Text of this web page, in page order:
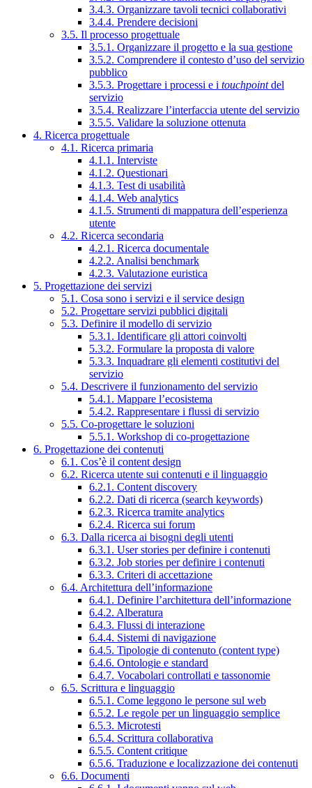
3.4.3. Organizzare tavoli tecnici collaborativi
3.4.4. Prendere decisioni
3.5. Il processo progettuale
3.5.1. Organizzare il progetto e la sua gestione
3.5.2. Comprendere il contesto d’uso del servizio
pubblico
3.5.3. Progettare i processi e i touchpointdel
servizio
3.5.4. Realizzare l’interfaccia utente del servizio
3.5.5. Validare la soluzione ottenuta
4. Ricerca progettuale
4.1. Ricerca primaria
4.1.1. Interviste
4.1.2. Questionari
4.1.3. Test di usabilità
4.1.4. Web analytics
4.1.5. Strumenti di mappatura dell’esperienza
utente
4.2. Ricerca secondaria
4.2.1. Ricerca documentale
4.2.2. Analisi benchmark
4.2.3. Valutazione euristica
5. Progettazione dei servizi
5.1. Cosa sono i servizi e il service design
5.2. Progettare servizi pubblici digitali
5.3. Definire il modello di servizio
5.3.1. Identificare gli attori coinvolti
5.3.2. Formulare la proposta di valore
5.3.3. Inquadrare gli elementi costitutivi del
servizio
5.4. Descrivere il funzionamento del servizio
5.4.1. Mappare l’ecosistema
5.4.2. Rappresentare i flussi di servizio
5.5. Co-progettare le soluzioni
5.5.1. Workshop di co-progettazione
6. Progettazione dei contenuti
6.1. Cos’è il content design
6.2. Ricerca utente sui contenuti e il linguaggio
6.2.1. Content discovery
6.2.2. Dati di ricerca (search keywords)
6.2.3. Ricerca tramite analytics
6.2.4. Ricerca sui forum
6.3. Dalla ricerca ai bisogni degli utenti
6.3.1. User stories per definire i contenuti
6.3.2. Job stories per definire i contenuti
6.3.3. Criteri di accettazione
6.4. Architettura dell’informazione
6.4.1. Definire l’architettura dell’informazione
6.4.2. Alberatura
6.4.3. Flussi di interazione
6.4.4. Sistemi di navigazione
6.4.5. Tipologie di contenuto (content type)
6.4.6. Ontologie e standard
6.4.7. Vocabolari controllati e tassonomie
6.5. Scrittura e linguaggio
6.5.1. Come leggono le persone sul web
6.5.2. Le regole per un linguaggio semplice
6.5.3. Microtesti
6.5.4. Scrittura collaborativa
6.5.5. Content critique
6.5.6. Traduzione e localizzazione dei contenuti
6.6. Documenti